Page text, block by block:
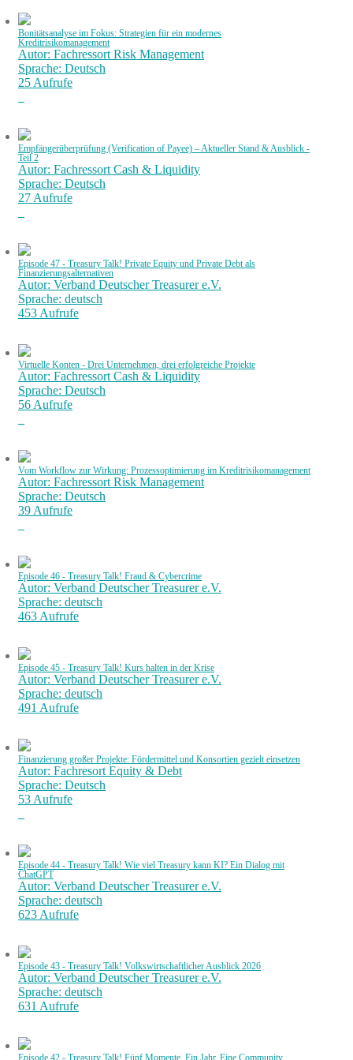
Bonitätsanalyse im Fokus: Strategien für ein modernes
Kreditrisikomanagement
Autor: Fachressort Risk Management
Sprache: Deutsch
25 Aufrufe
Empfängerüberprüfung (Verification of Payee) – Aktueller Stand & Ausblick -
Teil 2
Autor: Fachressort Cash & Liquidity
Sprache: Deutsch
27 Aufrufe
Episode 47 - Treasury Talk! Private Equity und Private Debt als
Finanzierungsalternativen
Autor: Verband Deutscher Treasurer e.V.
Sprache: deutsch
453 Aufrufe
Virtuelle Konten - Drei Unternehmen, drei erfolgreiche Projekte
Autor: Fachressort Cash & Liquidity
Sprache: Deutsch
56 Aufrufe
Vom Workflow zur Wirkung: Prozessoptimierung im Kreditrisikomanagement
Autor: Fachressort Risk Management
Sprache: Deutsch
39 Aufrufe
Episode 46 - Treasury Talk! Fraud & Cybercrime
Autor: Verband Deutscher Treasurer e.V.
Sprache: deutsch
463 Aufrufe
Episode 45 - Treasury Talk! Kurs halten in der Krise
Autor: Verband Deutscher Treasurer e.V.
Sprache: deutsch
491 Aufrufe
Finanzierung großer Projekte: Fördermittel und Konsortien gezielt einsetzen
Autor: Fachresort Equity & Debt
Sprache: Deutsch
53 Aufrufe
Episode 44 - Treasury Talk! Wie viel Treasury kann KI? Ein Dialog mit
ChatGPT
Autor: Verband Deutscher Treasurer e.V.
Sprache: deutsch
623 Aufrufe
Episode 43 - Treasury Talk! Volkswirtschaftlicher Ausblick 2026
Autor: Verband Deutscher Treasurer e.V.
Sprache: deutsch
631 Aufrufe
Episode 42 - Treasury Talk! Fünf Momente. Ein Jahr. Eine Community.